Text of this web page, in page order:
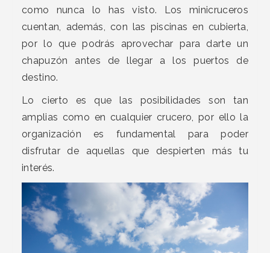
como nunca lo has visto. Los minicruceros
cuentan, además, con las piscinas en cubierta,
por lo que podrás aprovechar para darte un
chapuzón antes de llegar a los puertos de
destino.
Lo cierto es que las posibilidades son tan
amplias como en cualquier crucero, por ello la
organización es fundamental para poder
disfrutar de aquellas que despierten más tu
interés.